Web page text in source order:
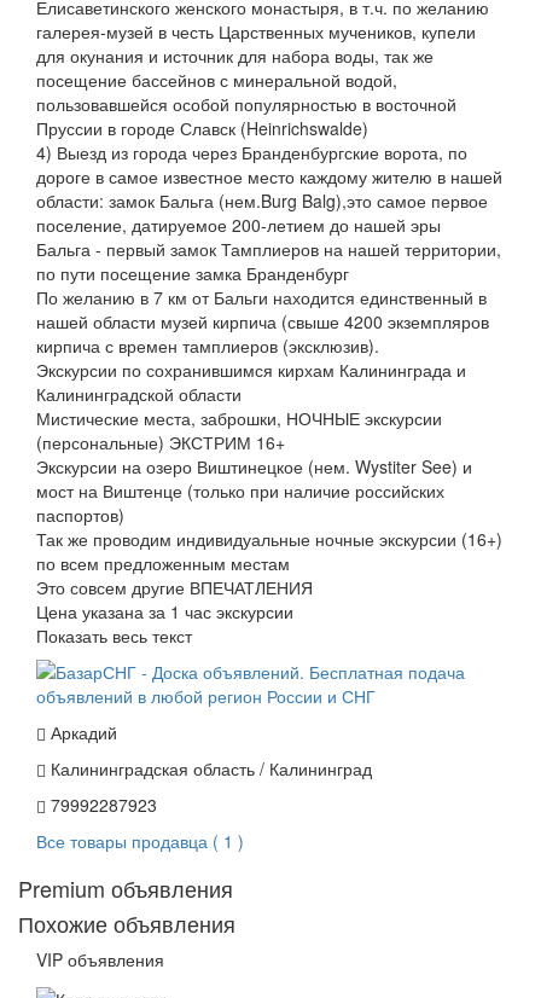
Елисаветинского женского монастыря, в т.ч. по желанию
галерея-музей в честь Царственных мучеников, купели
для окунания и источник для набора воды, так же
посещение бассейнов с минеральной водой,
пользовавшейся особой популярностью в восточной
Пруссии в городе Славск (Heinrichswalde)
4) Выезд из города через Бранденбургские ворота, по
дороге в самое известное место каждому жителю в нашей
области: замок Бальга (нем.Burg Balg),это самое первое
поселение, датируемое 200-летием до нашей эры
Бальга - первый замок Тамплиеров на нашей территории,
по пути посещение замка Бранденбург
По желанию в 7 км от Бальги находится единственный в
нашей области музей кирпича (свыше 4200 экземпляров
кирпича с времен тамплиеров (эксклюзив).
Экскурсии по сохранившимся кирхам Калининграда и
Калининградской области
Мистические места, заброшки, НОЧНЫЕ экскурсии
(персональные) ЭКСТРИМ 16+
Экскурсии на озеро Виштинецкое (нем. Wystiter See) и
мост на Виштенце (только при наличие российских
паспортов)
Так же проводим индивидуальные ночные экскурсии (16+)
по всем предложенным местам
Это совсем другие ВПЕЧАТЛЕНИЯ
Цена указана за 1 час экскурсии
Показать весь текст
Аркадий
Калининградская область / Калининград
79992287923
Все товары продавца ( 1 )
Premium объявления
Похожие объявления
VIP объявления